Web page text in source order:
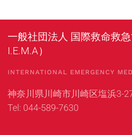
一般社団法人 国際救命救急
I.E.M.A）
INTERNATIONAL EMERGENCY
神奈川県川崎市川崎区塩浜3-
Tel: 044-589-7630